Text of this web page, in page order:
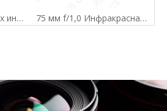
Каталог атермальных инфракрасных линз 75 мм f/1,0 Инфракрасная атермальная линза для 640x512-17UM Detector